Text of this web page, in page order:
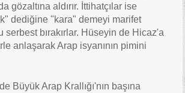
gözaltına aldırır. İttihatçılar ise
dediğine "kara" demeyi marifet
serbest bırakırlar. Hüseyin de Hicaz'a
anlaşarak Arap isyanının pimini
Büyük Arap Krallığı'nın başına